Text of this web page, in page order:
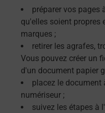
préparer vos pages
qu'elles soient propres
marques ;
retirer les agrafes,
Vous pouvez créer un
d'un document papier
placez le document
numériseur ;
suivez les étapes à